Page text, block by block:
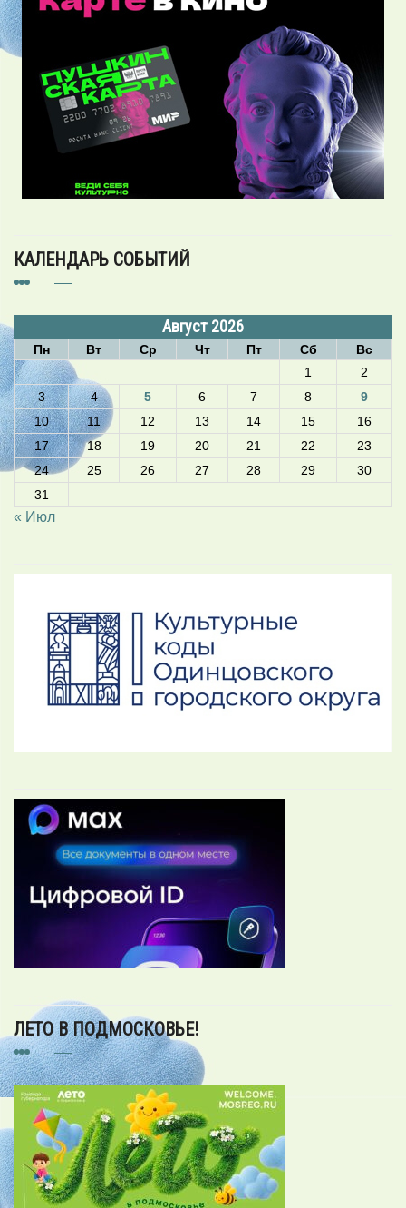
КАЛЕНДАРЬ СОБЫТИЙ
Август 2026
Пн Вт Ср Чт Пт Сб
Вс
1
2
3
4 5 6 7 8
9
10
11 12 13 14 15
16
17
18 19 20 21 22
23
24
25 26 27 28 29
30
31
« Июл
ЛЕТО В ПОДМОСКОВЬЕ!